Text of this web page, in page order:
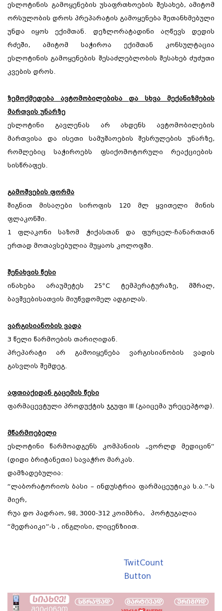
ესლოტინის გამოყენების უსაფრთხოების შესახებ, ამიტომ
ორსულობის დროს პრეპარატის გამოყენება შეთანხმებული
უნდა იყოს ექიმთან. დეზლორატადინი აღწევს დედის
რძეში, ამიტომ საჭიროა ექიმთან კონსულტაცია
ესლოტინის გამოყენების შესაძლებლობის შესახებ ძუძუთი
კვების დროს.
ზემოქმედება ავტომობილებისა და სხვა მექანიზმების
მართვის უნარზე
ესლოტინი გავლენას არ ახდენს ავტომობილების
მართვისა და ისეთი სამუშაოების შესრულების უნარზე,
რომლებიც საჭიროებს ფსიქომოტორული რეაქციების
სისწრაფეს.
გამოშვების ფორმა
შიგნით მისაღები სიროფის 120 მლ ყვითელი მინის
ფლაკონში.
1 ფლაკონი საზომ ჭიქასთან და ფურცელ-ჩანართთან
ერთად მოთავსებულია მუყაოს კოლოფში.
შენახვის წესი
ინახება არაუმეტეს 25ºC ტემპერატურაზე, მშრალ,
ბავშვებისათვის მიუწვდომელ ადგილას.
ვარგისიანობის ვადა
3 წელი წარმოების თარიღიდან.
პრეპარატი არ გამოიყენება ვარგისიანობის ვადის
გასვლის შემდეგ.
აფთიაქიდან გაცემის წესი
ფარმაცევტული პროდუქტის ჯგუფი III (გაიცემა ურეცეპტოდ).
მწარმოებელი
ესლოტინი წარმოადგენს კომპანიის „ვორლდ მედიცინ“
(დიდი ბრიტანეთი) სავაჭრო მარკას.
დამზადებულია:
“ლაბორატორიოს ბასი – ინდუსტრია ფარმაცეუტიკა ს.ა.”-ს
მიერ,
რუა დო პადრაო, 98, 3000-312 კოიმბრა, პორტუგალია
“მედრაიკი”-ს , ინგლისი, ლიცენზიით.
TwitCount
Button